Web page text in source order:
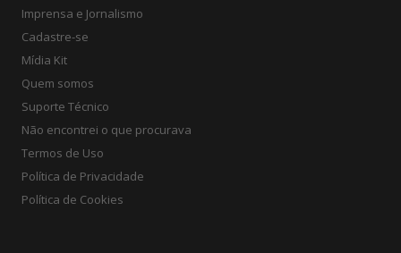
Imprensa e Jornalismo
Cadastre-se
Mídia Kit
Quem somos
Suporte Técnico
Não encontrei o que procurava
Termos de Uso
Política de Privacidade
Política de Cookies